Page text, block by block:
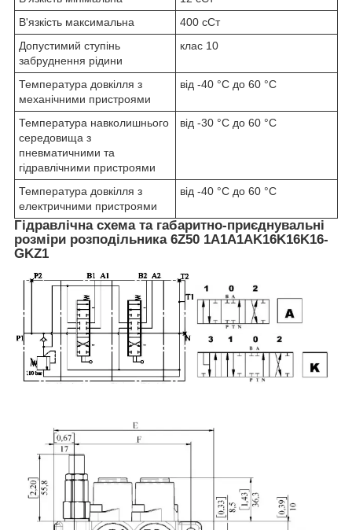
В'язкість максимальна
400 сСт
Допустимий ступінь
забруднення рідини
клас 10
Температура довкілля з
механічними пристроями
від -40 °C до 60 °C
Температура навколишнього
середовища з
пневматичними та
гідравлічними пристроями
від -30 °C до 60 °C
Температура довкілля з
електричними пристроями
від -40 °C до 60 °C
Гідравлічна схема та габаритно-приєднувальні
розміри розподільника 6Z50 1A1A1AK16K16K16-
GKZ1